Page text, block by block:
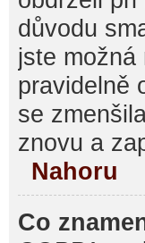
důvodu
jste
pravidelně
se
znovu a
Nahoru
Co